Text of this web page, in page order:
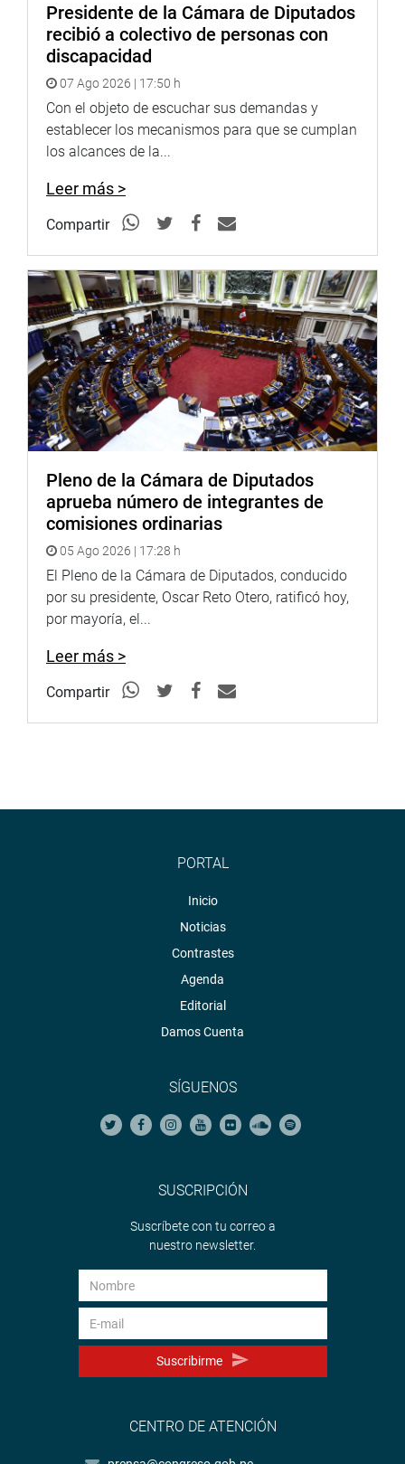
PRENSA CONGRESO
Presidente de la Cámara de Diputados
recibió a colectivo de personas con
discapacidad
07 Ago 2026 | 17:50 h
Con el objeto de escuchar sus demandas y
establecer los mecanismos para que se cumplan
los alcances de la...
Leer más >
Compartir
Pleno de la Cámara de Diputados
aprueba número de integrantes de
comisiones ordinarias
05 Ago 2026 | 17:28 h
El Pleno de la Cámara de Diputados, conducido
por su presidente, Oscar Reto Otero, ratificó hoy,
por mayoría, el...
Leer más >
Compartir
PORTAL
Inicio
Noticias
Contrastes
Agenda
Editorial
Damos Cuenta
SÍGUENOS
SUSCRIPCIÓN
Suscríbete con tu correo a
nuestro newsletter.
Suscribirme
CENTRO DE ATENCIÓN